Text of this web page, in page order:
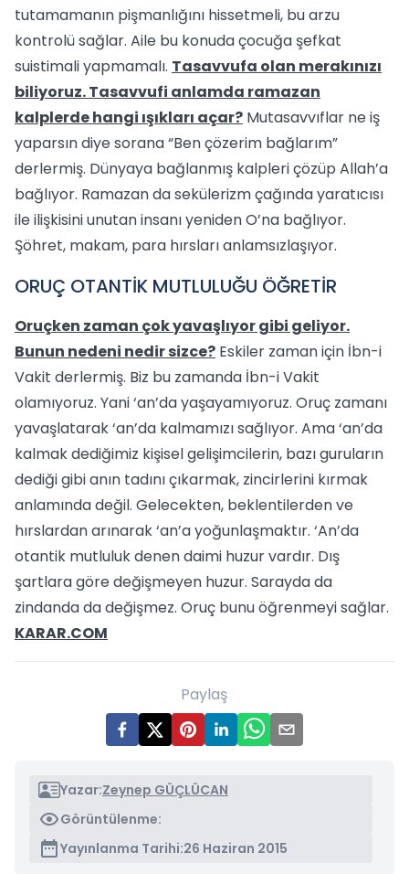
tutamamanın pişmanlığını hissetmeli, bu arzu
kontrolü sağlar. Aile bu konuda çocuğa şefkat
suistimali yapmamalı. Tasavvufa olan merakınızı
biliyoruz. Tasavvufi anlamda ramazan
kalplerde hangi ışıkları açar? Mutasavvıflar ne iş
yaparsın diye sorana “Ben çözerim bağlarım”
derlermiş. Dünyaya bağlanmış kalpleri çözüp Allah’a
bağlıyor. Ramazan da sekülerizm çağında yaratıcısı
ile ilişkisini unutan insanı yeniden O’na bağlıyor.
Şöhret, makam, para hırsları anlamsızlaşıyor.
ORUÇ OTANTİK MUTLULUĞU ÖĞRETİR
Oruçken zaman çok yavaşlıyor gibi geliyor.
Bunun nedeni nedir sizce? Eskiler zaman için İbn-i
Vakit derlermiş. Biz bu zamanda İbn-i Vakit
olamıyoruz. Yani ‘an’da yaşayamıyoruz. Oruç zamanı
yavaşlatarak ‘an’da kalmamızı sağlıyor. Ama ‘an’da
kalmak dediğimiz kişisel gelişimcilerin, bazı guruların
dediği gibi anın tadını çıkarmak, zincirlerini kırmak
anlamında değil. Gelecekten, beklentilerden ve
hırslardan arınarak ‘an’a yoğunlaşmaktır. ‘An’da
otantik mutluluk denen daimi huzur vardır. Dış
şartlara göre değişmeyen huzur. Sarayda da
zindanda da değişmez. Oruç bunu öğrenmeyi sağlar.
KARAR.COM
Paylaş
Yazar:Zeynep GÜÇLÜCAN
Görüntülenme:
Yayınlanma Tarihi:26 Haziran 2015